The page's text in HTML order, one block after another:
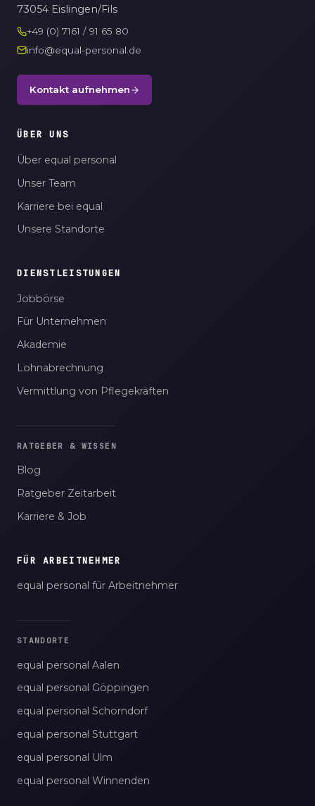
73054 Eislingen/Fils
+49 (0) 7161 / 91 65 80
info@equal-personal.de
Kontakt aufnehmen
ÜBER UNS
Über equal personal
Unser Team
Karriere bei equal
Unsere Standorte
DIENSTLEISTUNGEN
Jobbörse
Für Unternehmen
Akademie
Lohnabrechnung
Vermittlung von Pflegekräften
RATGEBER & WISSEN
Blog
Ratgeber Zeitarbeit
Karriere & Job
FÜR ARBEITNEHMER
equal personal für Arbeitnehmer
STANDORTE
equal personal Aalen
equal personal Göppingen
equal personal Schorndorf
equal personal Stuttgart
equal personal Ulm
equal personal Winnenden